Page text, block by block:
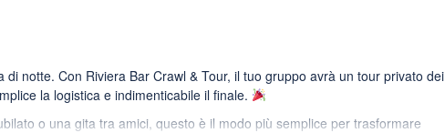
notte. Con Riviera Bar Crawl & Tour, il tuo gruppo avrà un tour privato dei
la logistica e indimenticabile il finale.
o una gita tra amici, questo è il modo più semplice per trasformare